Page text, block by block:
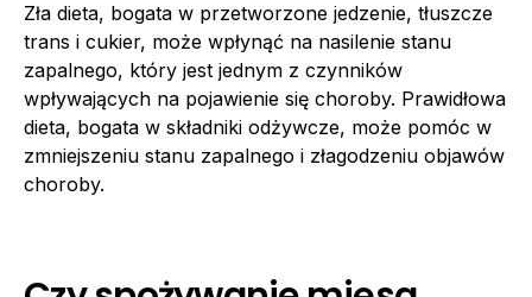
Zła dieta, bogata w przetworzone jedzenie, tłuszcze
trans i cukier, może wpłynąć na nasilenie stanu
zapalnego, który jest jednym z czynników
wpływających na pojawienie się choroby. Prawidłowa
dieta, bogata w składniki odżywcze, może pomóc w
zmniejszeniu stanu zapalnego i złagodzeniu objawów
choroby.